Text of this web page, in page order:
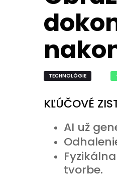
TECHNOLÓGIE
KĽÚČOVÉ
AI už
tvorbe.